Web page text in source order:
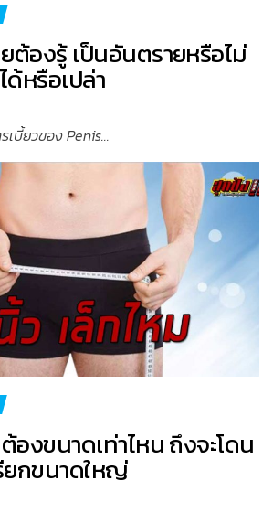
ต้องรู้ เป็นอันตรายหรือไม่
ด้หรือเปล่า
เบี้ยวของ Penis...
องขนาดเท่าไหน ถึงจะโดน
ยกขนาดใหญ่